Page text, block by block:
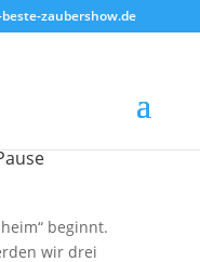
beste-zaubershow.de
beginnt.
wir drei